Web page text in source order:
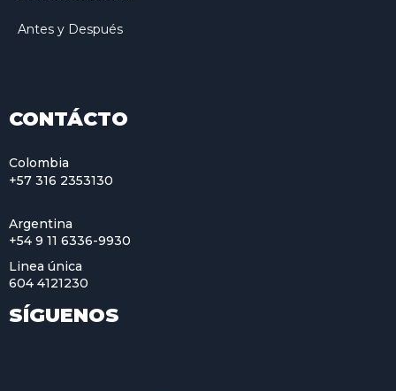
Antes y Después
CONTÁCTO
Colombia
+57 316 2353130
Argentina
+54 9 11 6336-9930
Linea única
604 4121230
SÍGUENOS